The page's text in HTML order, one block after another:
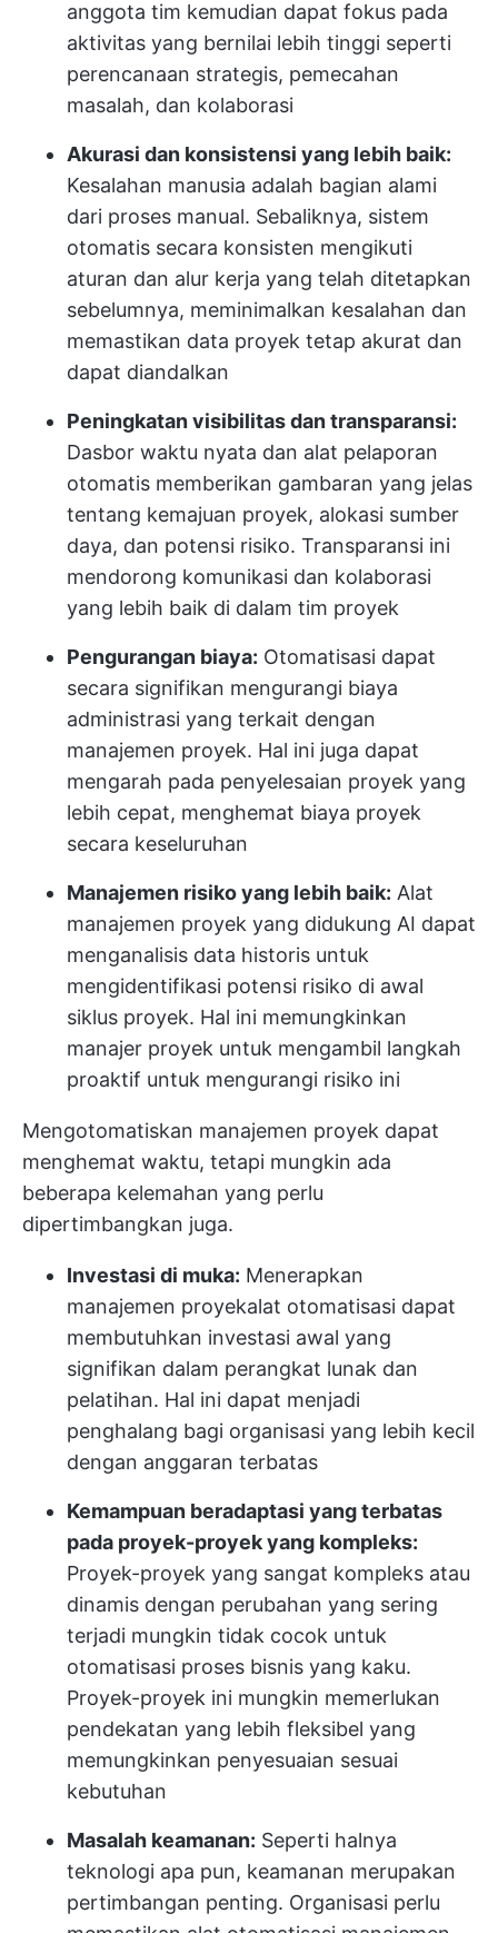
anggota tim kemudian dapat fokus pada
aktivitas yang bernilai lebih tinggi seperti
perencanaan strategis, pemecahan
masalah, dan kolaborasi
Akurasi dan konsistensi yang lebih baik:
Kesalahan manusia adalah bagian alami
dari proses manual. Sebaliknya, sistem
otomatis secara konsisten mengikuti
aturan dan alur kerja yang telah ditetapkan
sebelumnya, meminimalkan kesalahan dan
memastikan data proyek tetap akurat dan
dapat diandalkan
Peningkatan visibilitas dan transparansi:
Dasbor waktu nyata dan alat pelaporan
otomatis memberikan gambaran yang jelas
tentang kemajuan proyek, alokasi sumber
daya, dan potensi risiko. Transparansi ini
mendorong komunikasi dan kolaborasi
yang lebih baik di dalam tim proyek
Pengurangan biaya: Otomatisasi dapat
secara signifikan mengurangi biaya
administrasi yang terkait dengan
manajemen proyek. Hal ini juga dapat
mengarah pada penyelesaian proyek yang
lebih cepat, menghemat biaya proyek
secara keseluruhan
Manajemen risiko yang lebih baik: Alat
manajemen proyek yang didukung AI dapat
menganalisis data historis untuk
mengidentifikasi potensi risiko di awal
siklus proyek. Hal ini memungkinkan
manajer proyek untuk mengambil langkah
proaktif untuk mengurangi risiko ini
Mengotomatiskan manajemen proyek dapat
menghemat waktu, tetapi mungkin ada
beberapa kelemahan yang perlu
dipertimbangkan juga.
Investasi di muka: Menerapkan
manajemen proyekalat otomatisasi dapat
membutuhkan investasi awal yang
signifikan dalam perangkat lunak dan
pelatihan. Hal ini dapat menjadi
penghalang bagi organisasi yang lebih kecil
dengan anggaran terbatas
Kemampuan beradaptasi yang terbatas
pada proyek-proyek yang kompleks:
Proyek-proyek yang sangat kompleks atau
dinamis dengan perubahan yang sering
terjadi mungkin tidak cocok untuk
otomatisasi proses bisnis yang kaku.
Proyek-proyek ini mungkin memerlukan
pendekatan yang lebih fleksibel yang
memungkinkan penyesuaian sesuai
kebutuhan
Masalah keamanan: Seperti halnya
teknologi apa pun, keamanan merupakan
pertimbangan penting. Organisasi perlu